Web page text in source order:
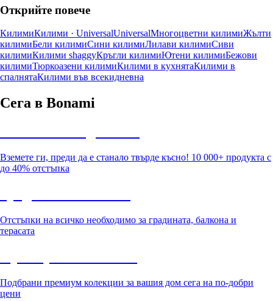
Открийте повече
КилимиКилими · UniversalUniversalМногоцветни килимиЖълти
килимиБели килимиСини килимиЛилави килимиСиви
килимиКилими shaggyКръгли килимиЮтени килимиБежови
килимиТюркоазени килимиКилими в кухнятаКилими в
спалнятаКилими във всекидневна
Сега в Bonami
Вземете ги, преди да е станало твърде късно! 10 000+ продукта с
до 40% отстъпка
Отстъпки на всичко необходимо за градината, балкона и
терасата
Подбрани премиум колекции за вашия дом сега на по-добри
цени